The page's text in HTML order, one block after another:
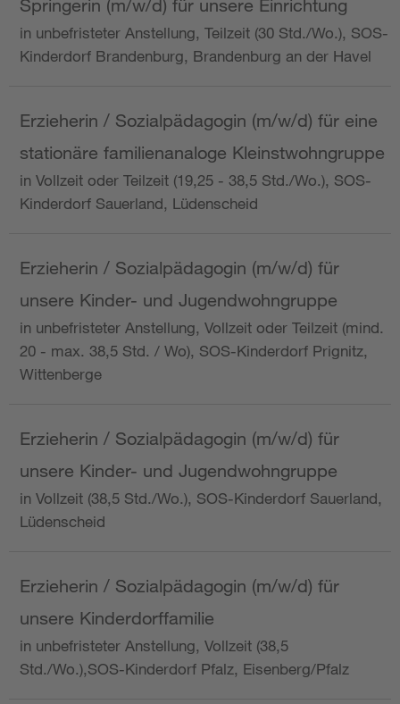
Springerin (m/w/d) für unsere Einrichtung
in unbefristeter Anstellung, Teilzeit (30 Std./Wo.), SOS-
Kinderdorf Brandenburg, Brandenburg an der Havel
Erzieherin / Sozialpädagogin (m/w/d) für eine
stationäre familienanaloge Kleinstwohngruppe
in Vollzeit oder Teilzeit (19,25 - 38,5 Std./Wo.), SOS-
Kinderdorf Sauerland, Lüdenscheid
Erzieherin / Sozialpädagogin (m/w/d) für
unsere Kinder- und Jugendwohngruppe
in unbefristeter Anstellung, Vollzeit oder Teilzeit (mind.
20 - max. 38,5 Std. / Wo), SOS-Kinderdorf Prignitz,
Wittenberge
Erzieherin / Sozialpädagogin (m/w/d) für
unsere Kinder- und Jugendwohngruppe
in Vollzeit (38,5 Std./Wo.), SOS-Kinderdorf Sauerland,
Lüdenscheid
Erzieherin / Sozialpädagogin (m/w/d) für
unsere Kinderdorffamilie
in unbefristeter Anstellung, Vollzeit (38,5
Std./Wo.),SOS-Kinderdorf Pfalz, Eisenberg/Pfalz